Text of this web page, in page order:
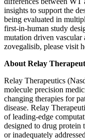
insights to support the
being evaluated in
first-in-human study
mutation driven vascular
zovegalisib, please visit
About Relay
Relay Therapeutics
molecule precision
changing therapies for
disease. Relay
of leading-edge
designed to drug protein
or inadequately